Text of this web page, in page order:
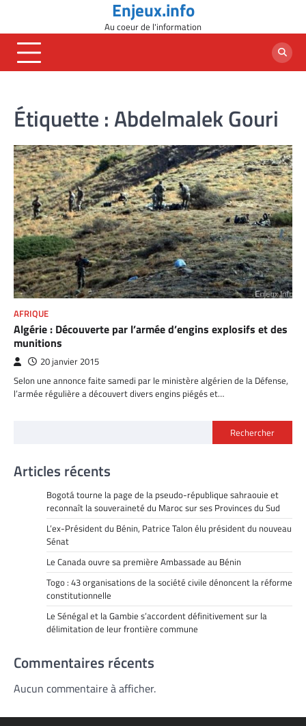
content
Enjeux.info
Au coeur de l'information
Étiquette :Abdelmalek Gouri
AFRIQUE
Algérie : Découverte par l’armée d’engins explosifs et des
munitions
20 janvier 2015
Selon une annonce faite samedi par le ministère algérien de la Défense,
l’armée régulière a découvert divers engins piégés et…
Rechercher
Articles récents
Bogotá tourne la page de la pseudo-république sahraouie et
reconnaît la souveraineté du Maroc sur ses Provinces du Sud
L’ex-Président du Bénin, Patrice Talon élu président du nouveau
Sénat
Le Canada ouvre sa première Ambassade au Bénin
Togo : 43 organisations de la société civile dénoncent la réforme
constitutionnelle
Le Sénégal et la Gambie s’accordent définitivement sur la
délimitation de leur frontière commune
Commentaires récents
Aucun commentaire à afficher.